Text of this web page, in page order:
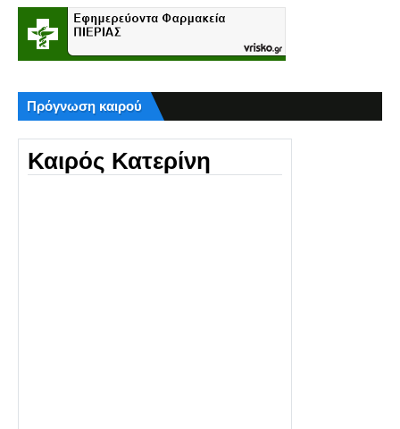
Πρόγνωση καιρού
Καιρός Κατερίνη